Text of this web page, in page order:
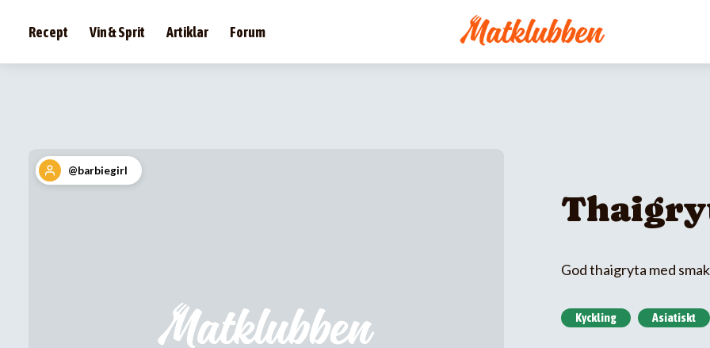
Recept Vin & Sprit Artiklar Forum
@barbiegirl
God thaigryta med
Kyckling Asiatiskt